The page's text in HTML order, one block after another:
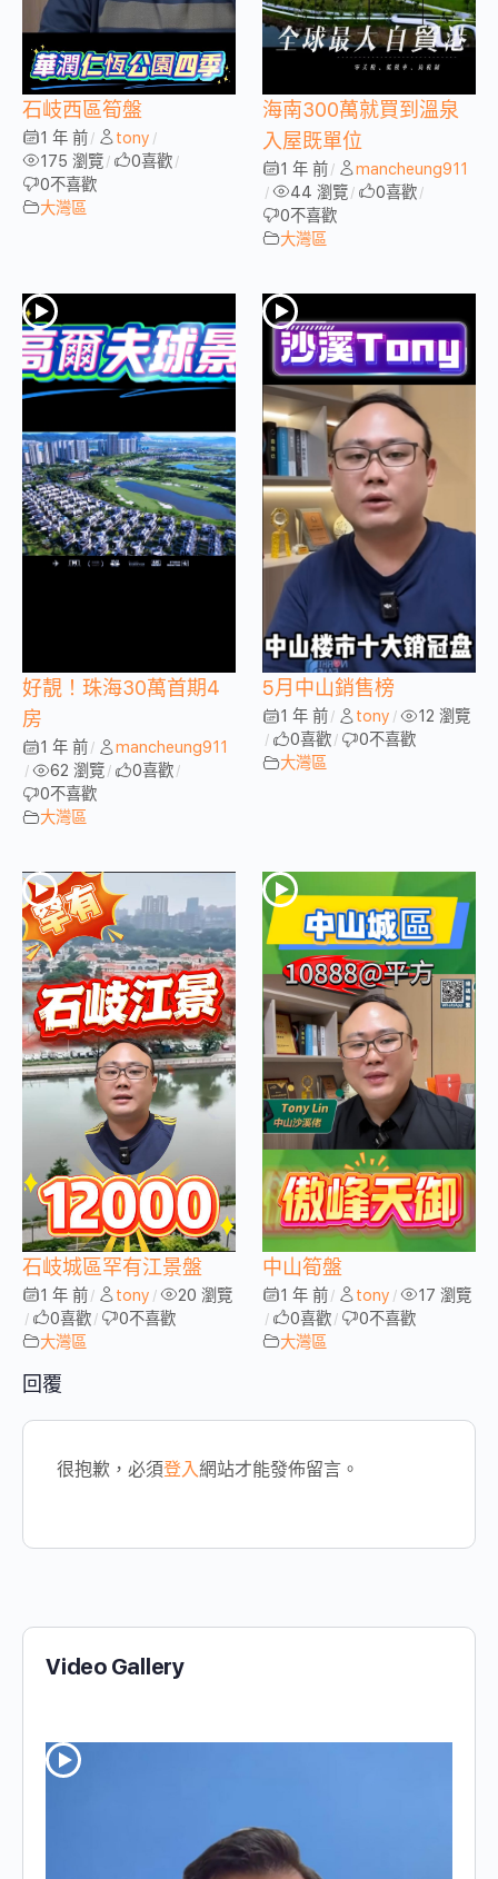
石岐西區筍盤
1 年 前 / tony /
175 瀏覽 / 0喜歡 /
0不喜歡
大灣區
海南300萬就買到溫泉
入屋既單位
1 年 前 / mancheung911
/ 44 瀏覽 / 0喜歡 /
0不喜歡
大灣區
好靚！珠海30萬首期4
房
1 年 前 / mancheung911
/ 62 瀏覽 / 0喜歡 /
0不喜歡
大灣區
5月中山銷售榜
1 年 前 / tony / 12 瀏覽
/ 0喜歡 / 0不喜歡
大灣區
石岐城區罕有江景盤
1 年 前 / tony / 20 瀏覽
/ 0喜歡 / 0不喜歡
大灣區
中山筍盤
1 年 前 / tony / 17 瀏覽
/ 0喜歡 / 0不喜歡
大灣區
回覆
很抱歉，必須登入網站才能發佈留言。
Video Gallery